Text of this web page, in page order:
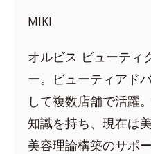
MIKI
オルビス ビューティ
ー。ビューティアド
して複数店舗で活躍
知識を持ち、現在は
美容理論構築のサポ